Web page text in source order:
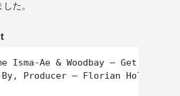
た。
Isma-Ae & Woodbay – Get On
Producer – Florian Holzinger,